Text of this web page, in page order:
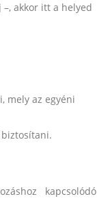
akkor itt a helyed
mely az egyéni
kapcsolódó